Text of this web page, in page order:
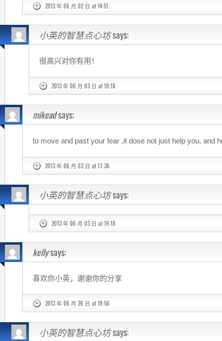
2013 年 06 月 02 日 at 14:51
小英的智慧点心坊says:
很高兴对你有用！
2013 年 06 月 03 日 at 19:18
mikeadsays:
to move and past your fear ,it dose not just help you, and
2013 年 06 月 03 日 at 17:36
小英的智慧点心坊says:
2013 年 06 月 03 日 at 19:18
kellysays:
喜欢你小英，谢谢你的分享
2013 年 06 月 26 日 at 19:56
小英的智慧点心坊says: